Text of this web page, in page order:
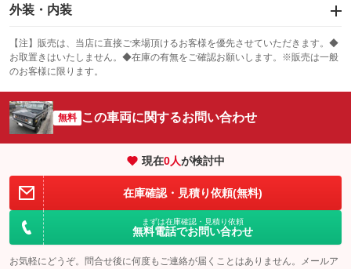
エアバッグ
：装備なし
：装備なし
サンルーフ
：装備なし ABS
エアコン
：装備なし Wエアコン
：装備なし
リフトアップ
：装備なし パワーステアリング
：装備あり
ダウンヒルアシストコントロール
：装備なし ：装備なし
アイドリングストップ
：装備なし ドライブレコーダー
USB入力端子
：装備なし Bluetooth接続
：装備なし
：装備なし ：装備なし
外装・内装
カーナビ
：装備なし
TV
：装備なし
オーディオ
ビジュアル
：装備なし
革シート
：装備なし ハーフレザーシート
キーレス
：装備なし LEDヘッドランプ
HID(キセノンライト)
：装備なし ポータブルナビ
：装備なし
バックカメラ
：装備なし ETC
：装備なし
【注】販売は、当店に直接ご来場頂けるお客様を優先させていただきます。◆
お取置きはいたしません。◆在庫の有無をご確認お願いします。※販売は一般
のお客様に限ります。
無料 この車両に関するお問い合わせ
現在0人が検討中
在庫確認・見積り依頼(無料)
まずは在庫確認・見積り依頼
無料電話でお問い合わせ
お気軽にどうぞ。問合せ後に何度もご連絡が届くことはありません。メールア